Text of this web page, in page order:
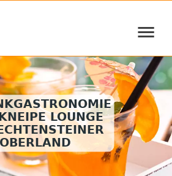
≡
LOUNGE
OBERLAND